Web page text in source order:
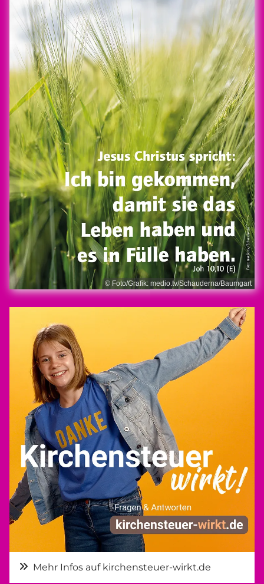
© Foto/Grafik: medio.tv/Schauderna/Baumgart
Mehr Infos auf kirchensteuer-wirkt.de